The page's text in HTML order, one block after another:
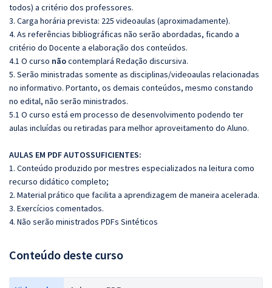
todos) a critério dos professores.
3. Carga horária prevista: 225 videoaulas (aproximadamente).
4. As referências bibliográficas não serão abordadas, ficando a
critério do Docente a elaboração dos conteúdos.
4.1 O curso nãocontemplará Redação discursiva.
5. Serão ministradas somente as disciplinas/videoaulas relacionadas
no informativo. Portanto, os demais conteúdos, mesmo constando
no edital, não serão ministrados.
5.1 O curso está em processo de desenvolvimento podendo ter
aulas incluídas ou retiradas para melhor aproveitamento do Aluno.
AULAS EM PDF AUTOSSUFICIENTES:
1. Conteúdo produzido por mestres especializados na leitura como
recurso didático completo;
2. Material prático que facilita a aprendizagem de maneira acelerada.
3. Exercícios comentados.
4. Não serão ministrados PDFs Sintéticos
Conteúdo deste curso